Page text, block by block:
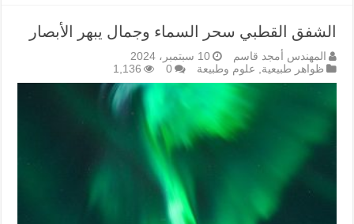
الشفق القطبي سحر السماء وجمال يبهر الأبصار
المهندس أمجد قاسم
10 سبتمبر، 2024
ظواهر طبيعية
علوم وطبيعة 0
1,136